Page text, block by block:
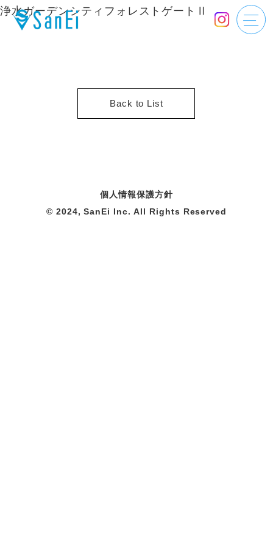
浄水ガーデンシティフォレストゲートⅡ
Back to List
個人情報保護方針
© 2024, SanEi Inc. All Rights Reserved